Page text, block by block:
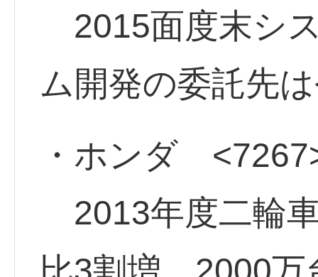
2015面度末シ
ム開発の委託先
・ホンダ
2013年度二輪